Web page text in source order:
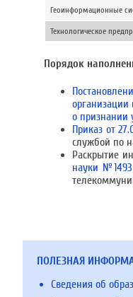
Геоинформационные
Технологическое
Порядок
о признании
Приказ от
службой по
Раскрытие
науки №1493
ПОЛЕЗНАЯ
Сведения об